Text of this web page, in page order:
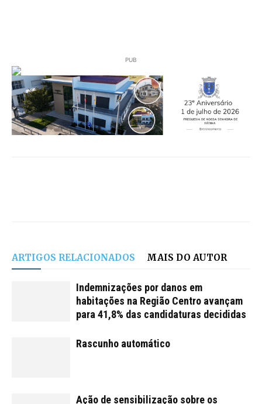
PUB
ARTIGOS RELACIONADOS MAIS DO AUTOR
Indemnizações por danos em
habitações na Região Centro avançam
para 41,8% das candidaturas decididas
Rascunho automático
Ação de sensibilização sobre os